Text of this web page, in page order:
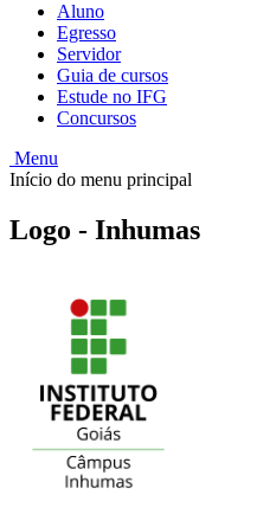
Aluno
Egresso
Servidor
Guia de cursos
Estude no IFG
Concursos
Menu
Início do menu principal
Logo - Inhumas